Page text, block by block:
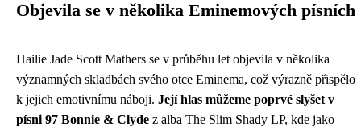
Objevila se v několika Eminemových písních
Hailie Jade Scott Mathers se v průběhu let objevila v několika
významných skladbách svého otce Eminema, což výrazně přispělo
k jejich emotivnímu náboji. Její hlas můžeme poprvé slyšet v
písni 97 Bonnie & Clyde z alba The Slim Shady LP, kde jako